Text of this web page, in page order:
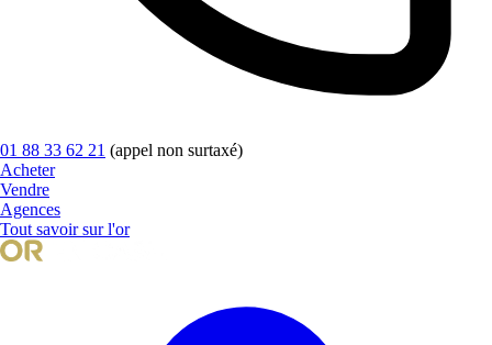
01 88 33 62 21 (appel non surtaxé)
Acheter
Vendre
Agences
Tout savoir sur l'or